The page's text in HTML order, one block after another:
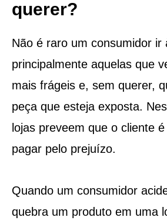
querer?
Não é raro um consumidor ir
principalmente aquelas que
mais frágeis e, sem querer,
peça que esteja exposta.
lojas preveem que o cliente
pagar pelo prejuízo.
Quando um consumidor
quebra um produto em uma